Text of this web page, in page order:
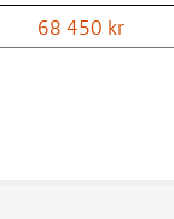
68 450 kr